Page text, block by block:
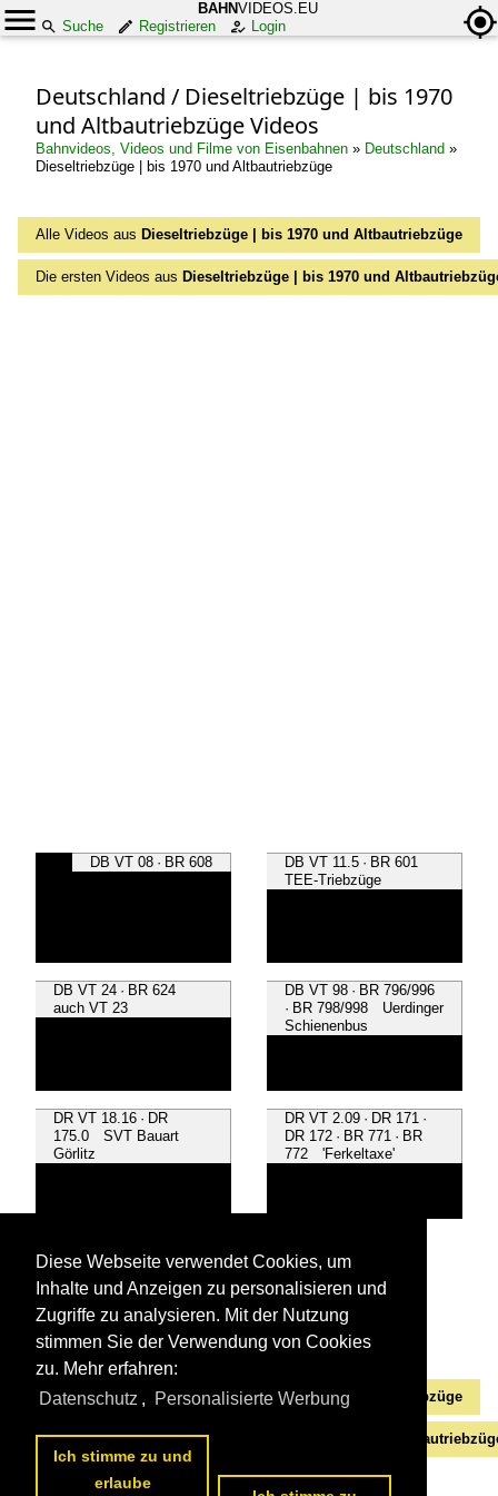
BAHNVIDEOS.EU
Suche
Registrieren Login
Deutschland / Dieseltriebzüge | bis 1970
und Altbautriebzüge Videos
Bahnvideos, Videos und Filme von Eisenbahnen » Deutschland »
Dieseltriebzüge | bis 1970 und Altbautriebzüge
Alle Videos aus Dieseltriebzüge | bis 1970 und Altbautriebzüge
Die ersten Videos aus Dieseltriebzüge | bis 1970 und
DB VT 08 · BR 608
DB VT 11.5 · BR 601
TEE-Triebzüge
DB VT 24 · BR 624
auch VT 23
DB VT 98 · BR 796/996
· BR 798/998 Uerdinger
Schienenbus
DR VT 18.16 · DR
175.0 SVT Bauart
Görlitz
DR VT 2.09 · DR 171 ·
DR 172 · BR 771 · BR
772 'Ferkeltaxe'
· DR VT 04.1
Schnelltriebwagen
Alle Videos aus Dieseltriebzüge | bis 1970 und Altbautriebzüge
Die ersten Videos ausDieseltriebzüge | bis 1970 und
Diese Webseite verwendet Cookies, um
Inhalte und Anzeigen zu personalisieren und
Zugriffe zu analysieren. Mit der Nutzung
stimmen Sie der Verwendung von Cookies
zu. Mehr erfahren:
Datenschutz , Personalisierte Werbung
Ich stimme zu und
erlaube